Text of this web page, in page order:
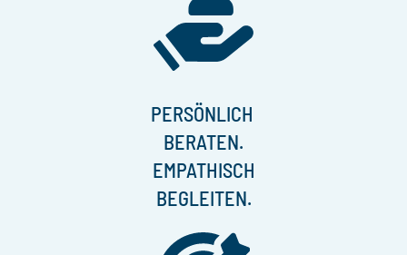
PERSÖNLICH
BERATEN.
EMPATHISCH
BEGLEITEN.